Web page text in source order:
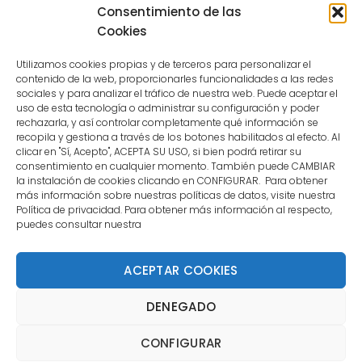
Consentimiento de las
Cookies
Utilizamos cookies propias y de terceros para personalizar el
contenido de la web, proporcionarles funcionalidades a las redes
sociales y para analizar el tráfico de nuestra web. Puede aceptar el
uso de esta tecnología o administrar su configuración y poder
rechazarla, y así controlar completamente qué información se
recopila y gestiona a través de los botones habilitados al efecto. Al
clicar en "Sí, Acepto", ACEPTA SU USO, si bien podrá retirar su
consentimiento en cualquier momento. También puede CAMBIAR
la instalación de cookies clicando en CONFIGURAR. Para obtener
más información sobre nuestras políticas de datos, visite nuestra
Política de privacidad. Para obtener más información al respecto,
puedes consultar nuestra
ACEPTAR COOKIES
DENEGADO
CONFIGURAR
CONTACTO
MENÚ PRINCIPAL
MI CUENTA
DOCUMENTACIÓN
reservados. | La Mejor Tienda de Dardos y Dianas de